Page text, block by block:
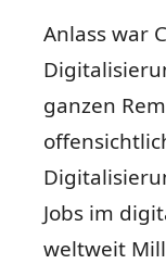
Anlass war
ganzen
Jobs im
weltweit